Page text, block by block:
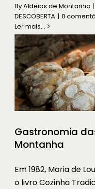
ByAldeias de Montanha |
DESCOBERTA | 0
Ler mais...
À
Gastronomia
Montanha
Em 1982, Maria de
o livro Cozinha